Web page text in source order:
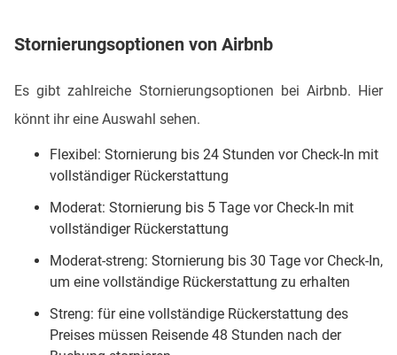
Stornierungsoptionen von Airbnb
Es gibt zahlreiche Stornierungsoptionen bei Airbnb. Hier
könnt ihr eine Auswahl sehen.
Flexibel: Stornierung bis 24 Stunden vor Check-In mit
vollständiger Rückerstattung
Moderat: Stornierung bis 5 Tage vor Check-In mit
vollständiger Rückerstattung
Moderat-streng: Stornierung bis 30 Tage vor Check-In,
um eine vollständige Rückerstattung zu erhalten
Streng: für eine vollständige Rückerstattung des
Preises müssen Reisende 48 Stunden nach der